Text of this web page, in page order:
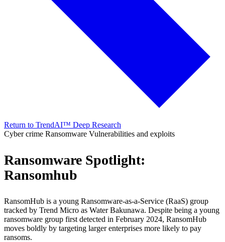
Return to TrendAI™ Deep Research
Cyber crime Ransomware Vulnerabilities and exploits
Ransomware Spotlight:
Ransomhub
RansomHub is a young Ransomware-as-a-Service (RaaS) group
tracked by Trend Micro as Water Bakunawa. Despite being a young
ransomware group first detected in February 2024, RansomHub
moves boldly by targeting larger enterprises more likely to pay
ransoms.